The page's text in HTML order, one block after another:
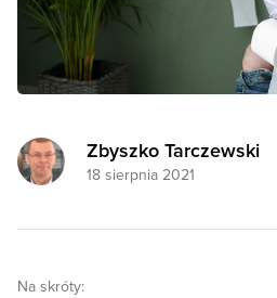
Zbyszko Tarczewski
18 sierpnia 2021
Na skróty: